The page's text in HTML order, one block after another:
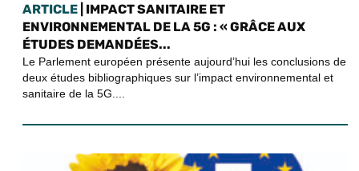
ARTICLE | IMPACT SANITAIRE ET
ENVIRONNEMENTAL DE LA 5G : « GRÂCE AUX
ÉTUDES DEMANDÉES...
Le Parlement européen présente aujourd’hui les conclusions de
deux études bibliographiques sur l’impact environnemental et
sanitaire de la 5G....